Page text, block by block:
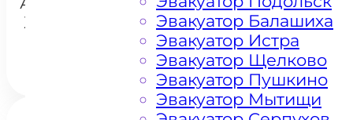
Химки
Эвакуатор Балашиха
Эвакуатор Истра
Эвакуатор Щелково
Эвакуатор Пушкино
Эвакуатор Мытищи